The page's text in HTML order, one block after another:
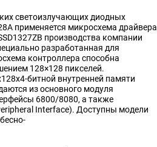
светоизлучающих диодных
применяется микросхема драйвера
производства компании
разработанная для
контроллера способна
128×128 пикселей.
битной внутренней памяти
из основного модуля
6800/8080, а также
Interface). Доступны модели